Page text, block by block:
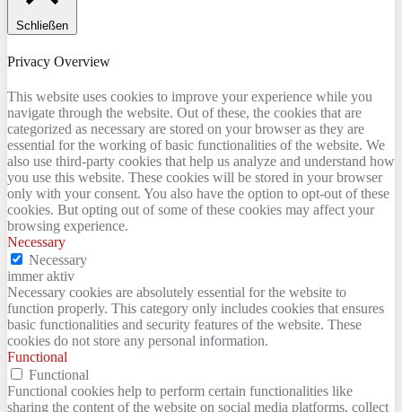
Schließen
Privacy Overview
This website uses cookies to improve your experience while you
navigate through the website. Out of these, the cookies that are
categorized as necessary are stored on your browser as they are
essential for the working of basic functionalities of the website. We
also use third-party cookies that help us analyze and understand how
you use this website. These cookies will be stored in your browser
only with your consent. You also have the option to opt-out of these
cookies. But opting out of some of these cookies may affect your
browsing experience.
Necessary
Necessary
immer aktiv
Necessary cookies are absolutely essential for the website to
function properly. This category only includes cookies that ensures
basic functionalities and security features of the website. These
cookies do not store any personal information.
Functional
Functional
Functional cookies help to perform certain functionalities like
sharing the content of the website on social media platforms, collect